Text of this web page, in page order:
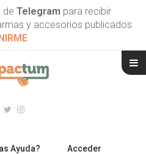
de Telegram para recibir
y accesorios publicados
Ayuda? Acceder